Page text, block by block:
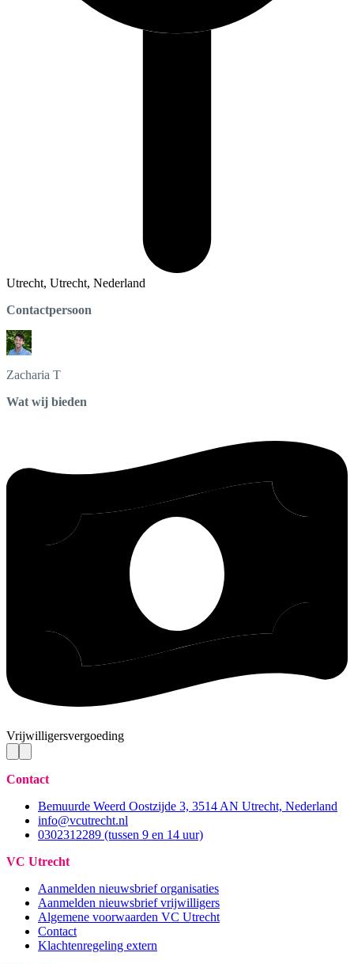
Utrecht, Utrecht, Nederland
Contactpersoon
Zacharia T
Wat wij bieden
Vrijwilligersvergoeding
Contact
Bemuurde Weerd Oostzijde 3, 3514 AN Utrecht, Nederland
info@vcutrecht.nl
0302312289 (tussen 9 en 14 uur)
VC Utrecht
Aanmelden nieuwsbrief organisaties
Aanmelden nieuwsbrief vrijwilligers
Algemene voorwaarden VC Utrecht
Contact
Klachtenregeling extern